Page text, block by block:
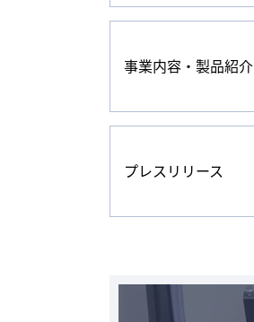
事業内容・製品紹介
プレスリリース